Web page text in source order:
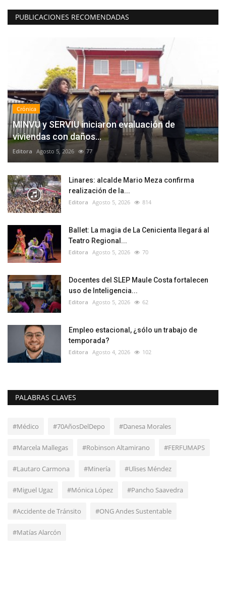
PUBLICACIONES RECOMENDADAS
Crónica
MINVU y SERVIU iniciaron evaluación de
viviendas con daños...
Editora Agosto 5, 2026 77
Linares: alcalde Mario Meza confirma
realización de la...
Editora Agosto 5, 2026 814
Ballet: La magia de La Cenicienta llegará al
Teatro Regional...
Editora Agosto 5, 2026 70
Docentes del SLEP Maule Costa fortalecen
uso de Inteligencia...
Editora Agosto 5, 2026 62
Empleo estacional, ¿sólo un trabajo de
temporada?
Editora Agosto 4, 2026 102
PALABRAS CLAVES
#Médico #70AñosDelDepo #Danesa Morales
#Marcela Mallegas #Robinson Altamirano #FERFUMAPS
#Lautaro Carmona #Minería #Ulises Méndez
#Miguel Ugaz #Mónica López #Pancho Saavedra
#Accidente de Tránsito #ONG Andes Sustentable
#Matías Alarcón